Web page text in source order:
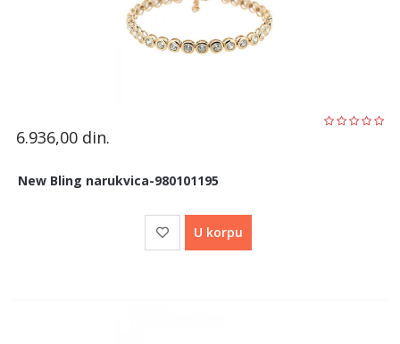
6.936,00 din.
New Bling narukvica-980101195
U korpu